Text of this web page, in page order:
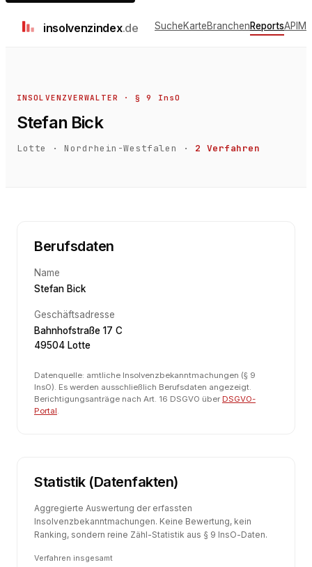
insolvenzindex.de SucheKarteBranchenReportsAPI
INSOLVENZVERWALTER · § 9 InsO
Stefan Bick
Lotte ·Nordrhein-Westfalen · 2 Verfahren
Berufsdaten
Name
Stefan Bick
Geschäftsadresse
Bahnhofstraße 17 C
49504 Lotte
Datenquelle: amtliche Insolvenzbekanntmachungen (§ 9
InsO). Es werden ausschließlich Berufsdaten angezeigt.
Berichtigungsanträge nach Art. 16 DSGVO über DSGVO-
Portal.
Statistik (Datenfakten)
Aggregierte Auswertung der erfassten
Insolvenzbekanntmachungen. Keine Bewertung, kein
Ranking, sondern reine Zähl-Statistik aus § 9 InsO-Daten.
Verfahren insgesamt